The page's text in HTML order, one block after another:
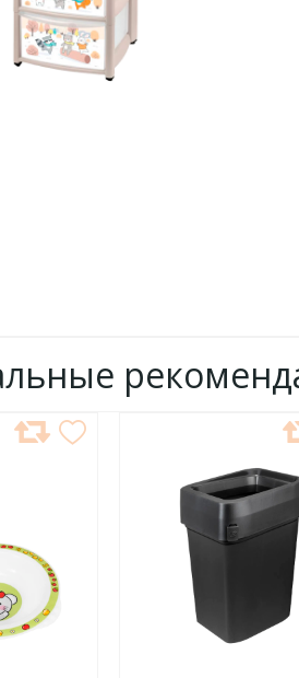
ИЗБРАННОЕ